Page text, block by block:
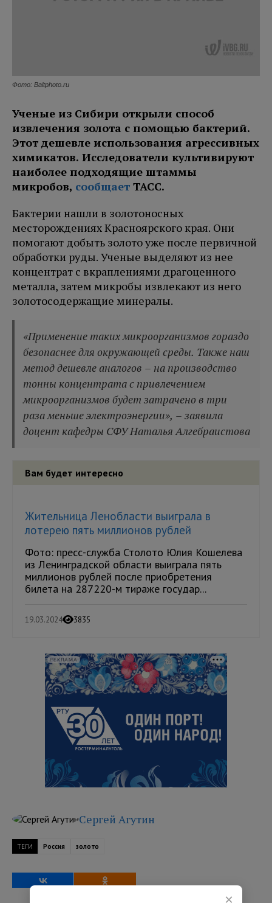
Фото: Baltphoto.ru
Ученые из Сибири открыли способ
извлечения золота с помощью бактерий.
Этот дешевле использования агрессивных
химикатов. Исследователи культивируют
наиболее подходящие штаммы
микробов, сообщает ТАСС.
Бактерии нашли в золотоносных
месторождениях Красноярского края. Они
помогают добыть золото уже после первичной
обработки руды. Ученые выделяют из нее
концентрат с вкраплениями драгоценного
металла, затем микробы извлекают из него
золотосодержащие минералы.
«Применение таких микроорганизмов гораздо
безопаснее для окружающей среды. Также наш
метод дешевле аналогов – на производство
тонны концентрата с привлечением
микроорганизмов будет затрачено в три
раза меньше электроэнергии», – заявила
доцент кафедры СФУ Наталья Алгебраистова
Вам будет интересно
Жительница Ленобласти выиграла в
лотерею пять миллионов рублей
Фото: пресс-служба Столото Юлия Кошелева
из Ленинградской области выиграла пять
миллионов рублей после приобретения
билета на 287220-м тираже государ...
19.03.2024 3835
РЕКЛАМА
Сергей Агутин
ТЕГИ Россия золото
×